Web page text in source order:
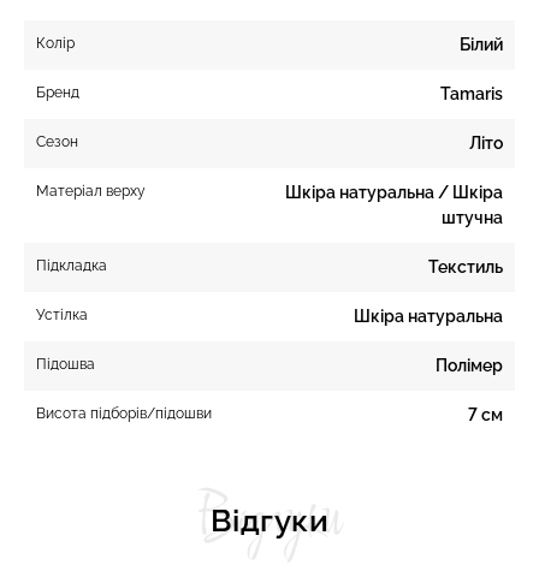
Колір Білий
Бренд Tamaris
Сезон Літо
Матеріал верху
Шкіра натуральна / Шкіра
штучна
Підкладка Текстиль
Устілка Шкіра натуральна
Підошва Полімер
Висота підборів/підошви 7 см
Відгуки
Відгуки